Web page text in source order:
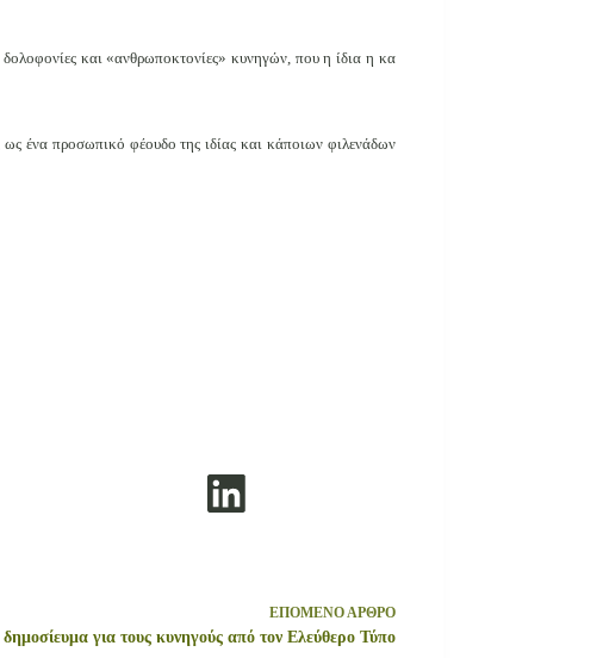
δολοφονίες και «ανθρωποκτονίες» κυνηγών, που η ίδια η κα
ένα προσωπικό φέουδο της ιδίας και κάποιων φιλενάδων
ΕΠΟΜΕΝΟΑΡΘΡΟ
δημοσίευμα για τους κυνηγούς από τον Ελεύθερο Τύπο